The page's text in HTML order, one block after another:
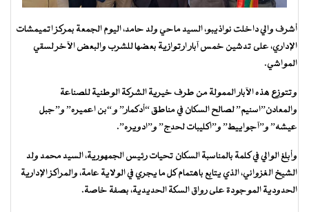
أشرف والي داخلت نواذيبو، السيد ماحي ولد حامد، اليوم الجمعة بمركز اتميمشات
الإداري، على تدشين خمس آبار ارتوازية بعضها للشرب والبعض الآخر لسقي
المواشي.
وتتوزع هذه الآبار الممولة من طرف خيرية الشركة الوطنية للصناعة
والمعادن”اسنيم” لصالح السكان في مناطق “أدكمار” و “بن اعميره” و”جبل
عيشه” و”آجواييط” و”اكليبات لحدج” و”ادويره”.
وأبلغ الوالي في كلمة بالمناسبة السكان تحيات رئيس الجمهورية، السيد محمد ولد
الشيخ الغزواني، الذي يتابع باهتمام كل ما يجري في الولاية عامة، والمراكز الإدارية
الحدودية الموجودة على رواق السكة الحديدية، بصفة خاصة.